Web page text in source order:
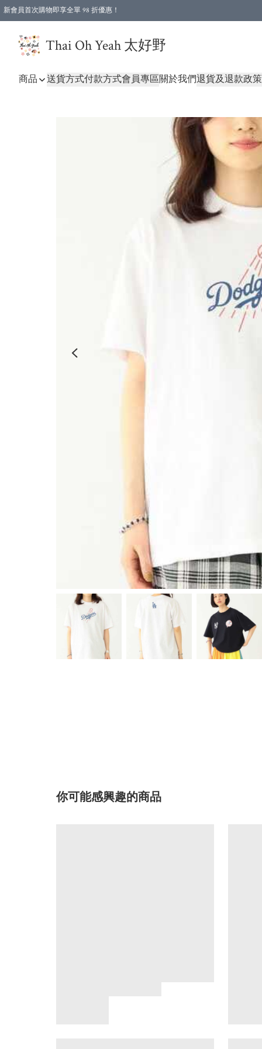
新會員首次購物即享全單 98 折優惠！
Thai Oh Yeah 太好野
商品 送貨方式付款方式會員專區關於我們退貨及退款政策
你可能感興趣的商品